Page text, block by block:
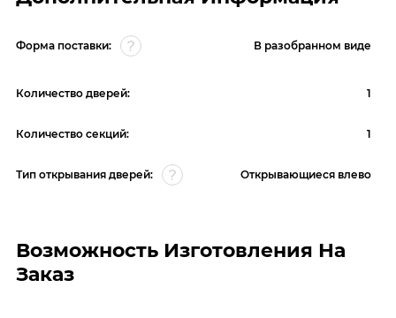
Форма поставки: В разобранном виде
Количество дверей: 1
Количество секций: 1
Тип открывания дверей: Открывающиеся влево
Возможность Изготовления На
Заказ